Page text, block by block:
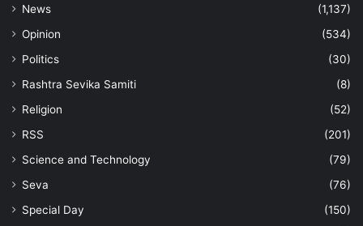
News
(1,137)
Opinion
(534)
Politics
(30)
Rashtra Sevika Samiti
(8)
Religion
(52)
RSS
(201)
Science and Technology
(79)
Seva
(76)
Special Day
(150)